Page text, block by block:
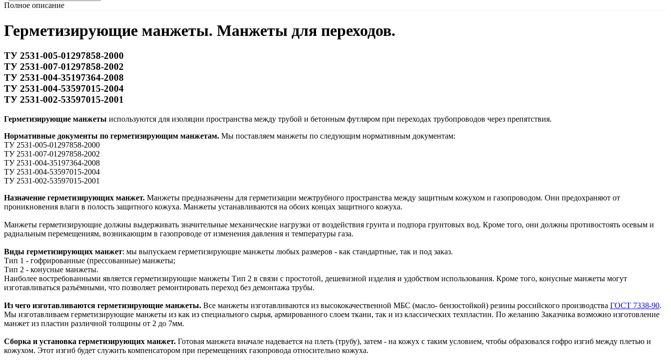
Полное описание
Герметизирующие манжеты. Манжеты для переходов.
ТУ 2531-005-01297858-2000
ТУ 2531-007-01297858-2002
ТУ 2531-004-35197364-2008
ТУ 2531-004-53597015-2004
ТУ 2531-002-53597015-2001
Герметизирующие манжеты используются для изоляции пространства между трубой и бетонным футляром при переходах трубопроводов через препятствия.
Нормативные документы по герметизирующим манжетам. Мы поставляем манжеты по следующим нормативным документам:
ТУ 2531-005-01297858-2000
ТУ 2531-007-01297858-2002
ТУ 2531-004-35197364-2008
ТУ 2531-004-53597015-2004
ТУ 2531-002-53597015-2001
Назначение герметизирующих манжет. Манжеты предназначены для герметизации межтрубного пространства между защитным кожухом и газопроводом. Они предохраняют от
проникновения влаги в полость защитного кожуха. Манжеты устанавливаются на обоих концах защитного кожуха.
Манжеты герметизирующие должны выдерживать значительные механические нагрузки от воздействия грунта и подпора грунтовых вод. Кроме того, они должны противостоять осевым и
радиальным перемещениям, возникающим в газопроводе от изменения давления и температуры газа.
Виды герметизирующих манжет: мы выпускаем герметизирующие манжеты любых размеров - как стандартные, так и под заказ.
Тип 1 - гофрированные (прессованные) манжеты;
Тип 2 - конусные манжеты.
Наиболее востребованными является герметизирующие манжеты Тип 2 в связи с простотой, дешевизной изделия и удобством использования. Кроме того, конусные манжеты могут
изготавливаться разъёмными, что позволяет ремонтировать переход без демонтажа трубы.
Из чего изготавливаются герметизирующие манжеты. Все манжеты изготавливаются из высококачественной МБС (масло- бензостойкой) резины российского производства ГОСТ 7338-90.
Мы изготавливаем герметизирующие манжеты из как из специального сырья, армированного слоем ткани, так и из классических техпластин. По желанию Заказчика возможно изготовление
манжет из пластин различной толщины от 2 до 7мм.
Сборка и установка герметизирующих манжет. Готовая манжета вначале надевается на плеть (трубу), затем - на кожух с таким условием, чтобы образовался гофро изгиб между плетью и
кожухом. Этот изгиб будет служить компенсатором при перемещениях газопровода относительно кожуха.